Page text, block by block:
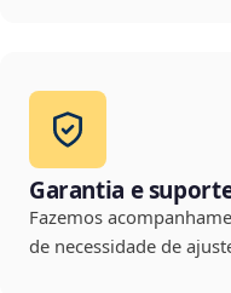
Garantia e
Fazemos
de necessidade de